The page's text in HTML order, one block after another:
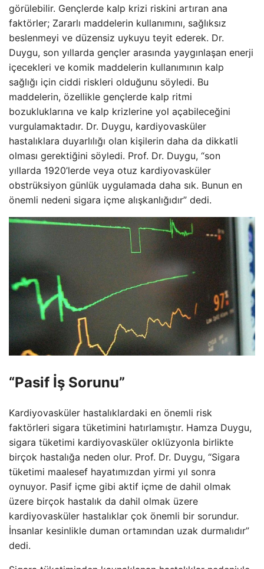
görülebilir. Gençlerde kalp krizi riskini artıran ana
faktörler; Zararlı maddelerin kullanımını, sağlıksız
beslenmeyi ve düzensiz uykuyu teyit ederek. Dr.
Duygu, son yıllarda gençler arasında yaygınlaşan enerji
içecekleri ve komik maddelerin kullanımının kalp
sağlığı için ciddi riskleri olduğunu söyledi. Bu
maddelerin, özellikle gençlerde kalp ritmi
bozukluklarına ve kalp krizlerine yol açabileceğini
vurgulamaktadır. Dr. Duygu, kardiyovasküler
hastalıklara duyarlılığı olan kişilerin daha da dikkatli
olması gerektiğini söyledi. Prof. Dr. Duygu, “son
yıllarda 1920’lerde veya otuz kardiyovasküler
obstrüksiyon günlük uygulamada daha sık. Bunun en
önemli nedeni sigara içme alışkanlığıdır” dedi.
“Pasif İş Sorunu”
Kardiyovasküler hastalıklardaki en önemli risk
faktörleri sigara tüketimini hatırlamıştır. Hamza Duygu,
sigara tüketimi kardiyovasküler oklüzyonla birlikte
birçok hastalığa neden olur. Prof. Dr. Duygu, “Sigara
tüketimi maalesef hayatımızdan yirmi yıl sonra
oynuyor. Pasif içme gibi aktif içme de dahil olmak
üzere birçok hastalık da dahil olmak üzere
kardiyovasküler hastalıklar çok önemli bir sorundur.
İnsanlar kesinlikle duman ortamından uzak durmalıdır”
dedi.